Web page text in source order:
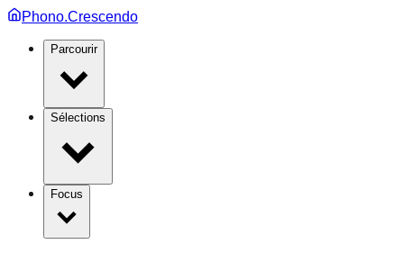
Phono.Crescendo
Parcourir
Sélections
Focus